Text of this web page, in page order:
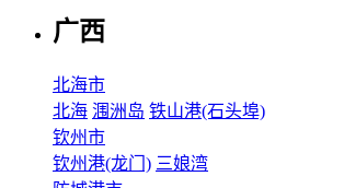
广西
北海市
北海 涠洲岛 铁山港(石头埠)
钦州市
钦州港(龙门) 三娘湾